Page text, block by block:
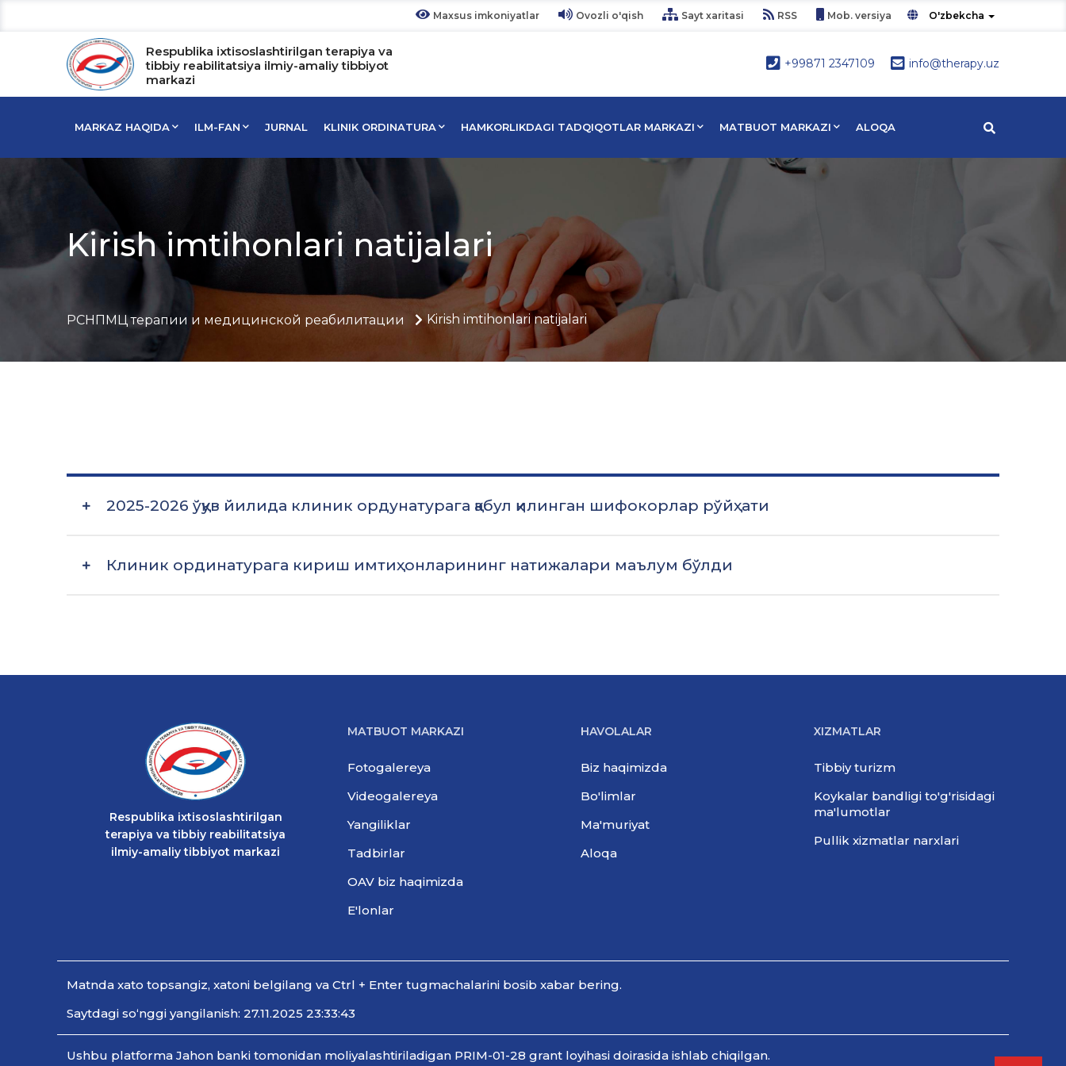
Maxsus imkoniyatlar Ovozli o'qish Sayt xaritasi RSS Mob. versiya O'zbekcha
Respublika ixtisoslashtirilgan terapiya va
tibbiy reabilitatsiya ilmiy-amaliy tibbiyot
markazi
+99871 2347109 info@therapy.uz
MARKAZ HAQIDA ILM-FAN JURNAL KLINIK ORDINATURA HAMKORLIKDAGI TADQIQOTLAR MARKAZI MATBUOT MARKAZI ALOQA
Kirish imtihonlari natijalari
РСНПМЦ терапии и медицинской реабилитации Kirish imtihonlari natijalari
2025-2026 ўқув йилида клиник ордунатурага қабул қилинган шифокорлар рўйҳати
Клиник ординатурага кириш имтиҳонларининг натижалари маълум бўлди
Respublika ixtisoslashtirilgan
terapiya va tibbiy reabilitatsiya
ilmiy-amaliy tibbiyot markazi
MATBUOT MARKAZI
Fotogalereya
Videogalereya
Yangiliklar
Tadbirlar
OAV biz haqimizda
E'lonlar
HAVOLALAR
Biz haqimizda
Bo'limlar
Ma'muriyat
Aloqa
XIZMATLAR
Tibbiy turizm
Koykalar bandligi to'g'risidagi
ma'lumotlar
Pullik xizmatlar narxlari
Мatnda xato topsangiz, xatoni belgilang va Ctrl + Enter tugmachalarini bosib xabar bering.
Saytdagi so‘nggi yangilanish: 27.11.2025 23:33:43
Ushbu platforma Jahon banki tomonidan moliyalashtiriladigan PRIM-01-28 grant loyihasi doirasida ishlab chiqilgan.